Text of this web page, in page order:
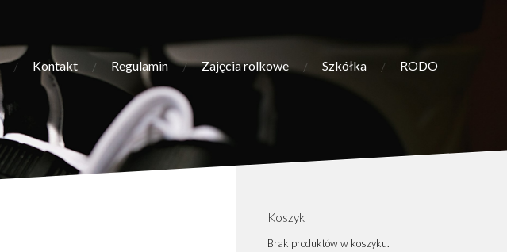
Kontakt Regulamin Zajęcia rolkowe Szkółka RODO
Koszyk
Brak produktów w koszyku.